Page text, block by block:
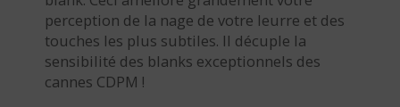
perception de la nage de votre leurre et des
touches les plus subtiles. Il décuple la
sensibilité des blanks exceptionnels des
cannes CDPM !